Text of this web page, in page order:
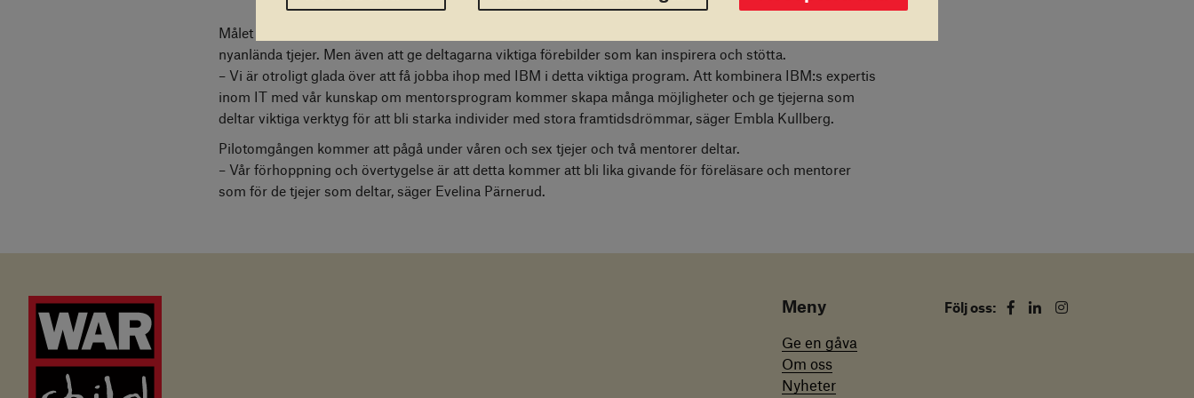
Målet med
nyanlända tjejer. Men även att ge deltagarna viktiga förebilder som kan inspirera och stötta.
– Vi är otroligt glada över att få jobba ihop med IBM i detta viktiga program. Att kombinera IBM:s expertis
inom IT med vår kunskap om mentorsprogram kommer skapa många möjligheter och ge tjejerna som
deltar viktiga verktyg för att bli starka individer med stora framtidsdrömmar, säger Embla Kullberg.
Pilotomgången kommer att pågå under våren och sex tjejer och två mentorer deltar.
– Vår förhoppning och övertygelse är att detta kommer att bli lika givande för föreläsare och mentorer
som för de tjejer som deltar, säger Evelina Pärnerud.
Meny
Ge en gåva
Om oss
Nyheter
Följ oss: Facebook
LinkedinInstagram